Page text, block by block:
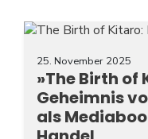
Home
Anime News
Spiele News
25. November 2025
»The Birth of
Geheimnis
als